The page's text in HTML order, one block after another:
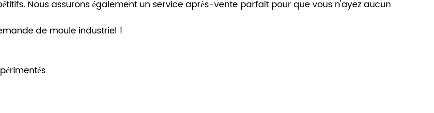
Nous assurons également un service après-vente parfait pour que vous n'ayez aucun
de moule industriel !